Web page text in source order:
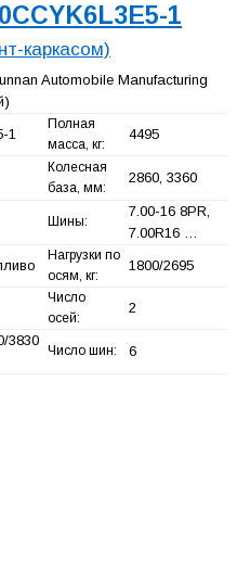
1
каркасом)
Automobile Manufacturing
1
Полная
масса, кг:
4495
Колесная
база, мм:
2860, 3360
Шины:
7.00-16 8PR,
7.00R16 …
Нагрузки по
осям, кг:
1800/2695
Число
осей:
2
3830
Число шин: 6